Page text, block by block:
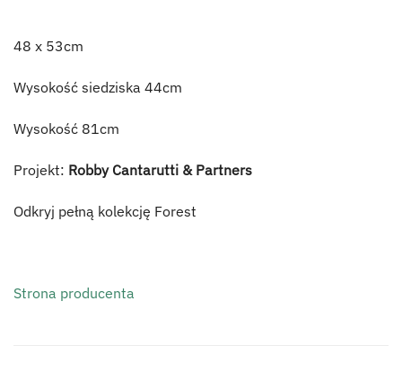
48 x 53cm
Wysokość siedziska 44cm
Wysokość 81cm
Projekt: Robby Cantarutti & Partners
Odkryj pełną kolekcję Forest
Strona producenta